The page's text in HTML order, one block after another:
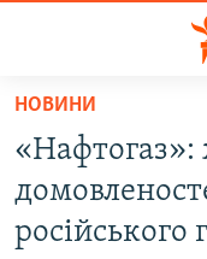
Перейти
основного
матеріалу
Перейти
до
НОВИНИ
ВОДА.КРИМ
ВІДЕО ТА ФОТО
НОВИНИ
російського